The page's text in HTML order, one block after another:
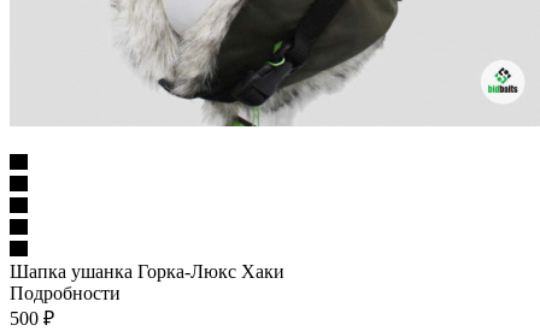
Шапка ушанка Горка-Люкс Хаки
Подробности
500 ₽